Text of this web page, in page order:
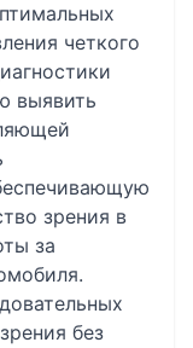
четкого
выявить
зрения в
за
без